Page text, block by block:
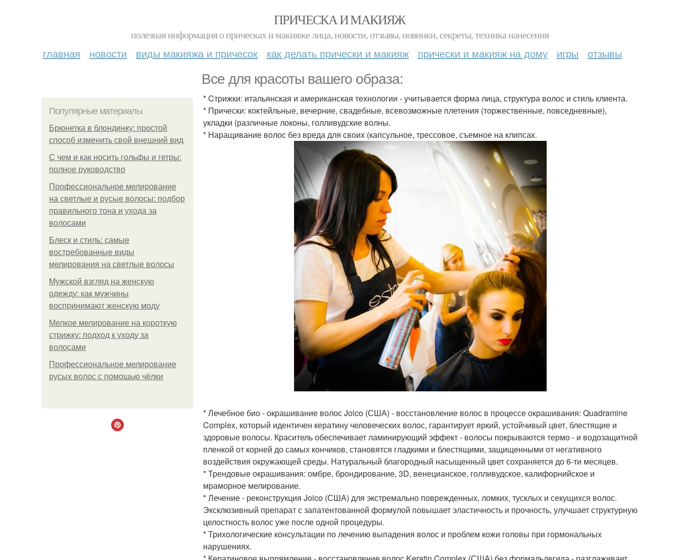
ПРИЧЕСКА И МАКИЯЖ
полезная информация о прическах и макияже лица, новости, отзывы, новинки, секреты, техника нанесения
главная новости виды макияжа и причесок как делать прически и макияж прически и макияж на дому игры отзывы
Все для красоты вашего образа:
Популярные материалы
Брюнетка в блондинку: простой
способ изменить свой внешний вид
С чем и как носить гольфы и гетры:
полное руководство
Профессиональное мелирование
на светлые и русые волосы: подбор
правильного тона и ухода за
волосами
Блеск и стиль: самые
востребованные виды
мелирования на светлые волосы
Мужской взгляд на женскую
одежду: как мужчины
воспринимают женскую моду
Мелкое мелирование на короткую
стрижку: подход к уходу за
волосами
Профессиональное мелирование
русых волос с помощью чёлки
* Cтрижки: итальянская и американская технологии - учитывается форма лица, структура волос и стиль клиента.
* Прически: коктейльные, вечерние, свадебные, всевозможные плетения (торжественные, повседневные),
укладки (различные локоны, голливудские волны.
* Наращивание волос без вреда для своих (капсульное, трессовое, съемное на клипсах.
* Лечебное био - окрашивание волос Joico (США) - восстановление волос в процессе окрашивания: Quadramine
Complex, который идентичен кератину человеческих волос, гарантирует яркий, устойчивый цвет, блестящие и
здоровые волосы. Краситель обеспечивает ламинирующий эффект - волосы покрываются термо - и водозащитной
пленкой от корней до самых кончиков, становятся гладкими и блестящими, защищенными от негативного
воздействия окружающей среды. Натуральный благородный насыщенный цвет сохраняется до 6-ти месяцев.
* Трендовые окрашивания: омбре, брондирование, 3D, венецианское, голливудское, калифорнийское и
мраморное мелирование.
* Лечение - реконструкция Joico (США) для экстремально поврежденных, ломких, тусклых и секущихся волос.
Эксклюзивный препарат с запатентованной формулой повышает эластичность и прочность, улучшает структурную
целостность волос уже после одной процедуры.
* Трихологические консультации по лечению выпадения волос и проблем кожи головы при гормональных
нарушениях.